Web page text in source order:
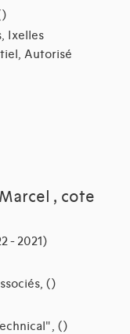
Ixelles
Autorisé
, cote
- 2021)
()
, ()